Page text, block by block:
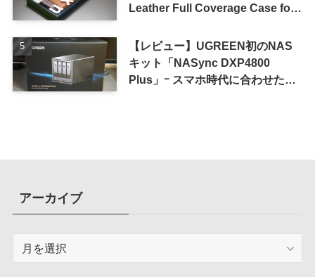
Leather Full Coverage Case for
【レビュー】UGREEN初のNAS
キット「NASync DXP4800
Plus」ｰ スマホ時代に合わせた設
アーカイブ